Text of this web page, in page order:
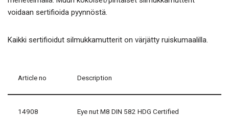
voidaan sertifioida pyynnöstä.
Kaikki sertifioidut silmukkamutterit on värjätty ruiskumaalilla.
Article no Description
14908 Eye nut M8 DIN 582 HDG Certified